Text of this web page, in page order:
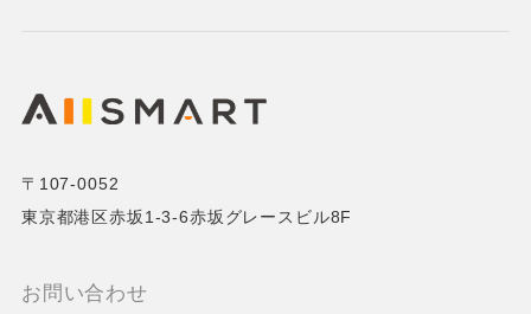
〒107-0052
東京都港区赤坂1-3-6赤坂グレースビル8F
お問い合わせ